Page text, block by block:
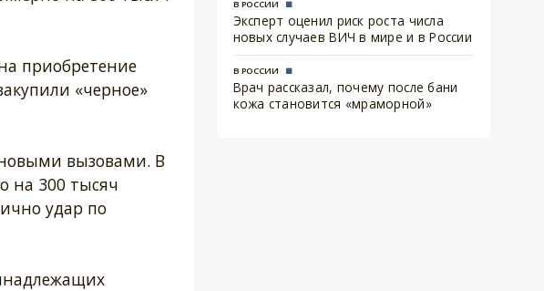
приобретение
«черное»
вызовами. В
на 300 тысяч
удар по
В РОССИИ
Эксперт оценил риск роста числа
новых случаев ВИЧ в мире и в России
В РОССИИ
Врач рассказал, почему после бани
кожа становится «мраморной»